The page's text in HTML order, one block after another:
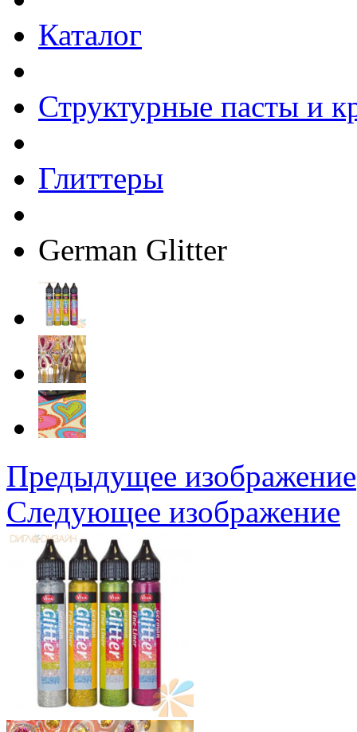
Каталог
Структурные пасты и
Глиттеры
German Glitter
Предыдущее изображение
Следующее изображение